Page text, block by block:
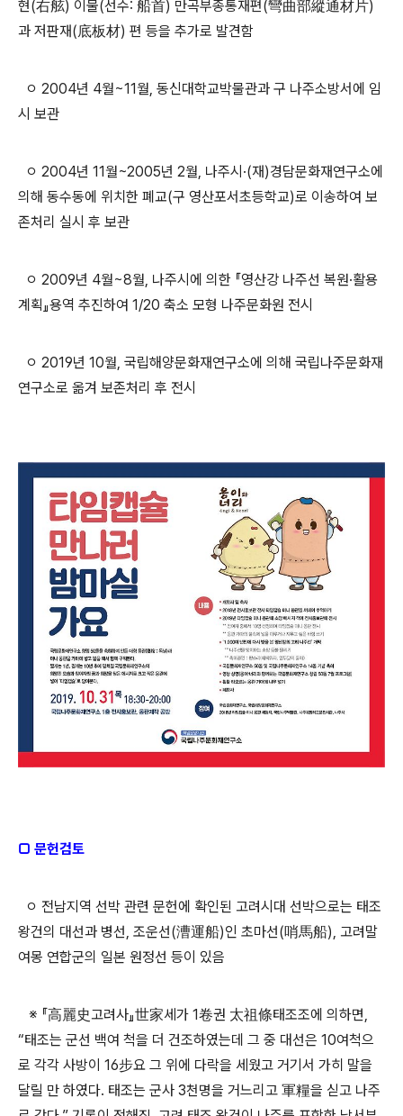
현(右舷) 이물(선수: 船首) 만곡부종통재편(彎曲部縱通材片)
과 저판재(底板材) 편 등을 추가로 발견함
ㅇ 2004년 4월~11월, 동신대학교박물관과 구 나주소방서에 임
시 보관
ㅇ 2004년 11월~2005년 2월, 나주시·(재)경담문화재연구소에
의해 동수동에 위치한 폐교(구 영산포서초등학교)로 이송하여 보
존처리 실시 후 보관
ㅇ 2009년 4월~8월, 나주시에 의한 『영산강 나주선 복원·활용
계획』용역 추진하여 1/20 축소 모형 나주문화원 전시
ㅇ 2019년 10월, 국립해양문화재연구소에 의해 국립나주문화재
연구소로 옮겨 보존처리 후 전시
□ 문헌검토
ㅇ 전남지역 선박 관련 문헌에 확인된 고려시대 선박으로는 태조
왕건의 대선과 병선, 조운선(漕運船)인 초마선(哨馬船), 고려말
여몽 연합군의 일본 원정선 등이 있음
※ 『高麗史고려사』世家세가 1卷권 太祖條태조조에 의하면,
“태조는 군선 백여 척을 더 건조하였는데 그 중 대선은 10여척으
로 각각 사방이 16步요 그 위에 다락을 세웠고 거기서 가히 말을
달릴 만 하였다. 태조는 군사 3천명을 거느리고 軍糧을 싣고 나주